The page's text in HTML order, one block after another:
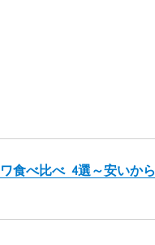
食べ比べ 4選～安いから